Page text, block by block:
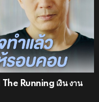
The Running เงิน งาน